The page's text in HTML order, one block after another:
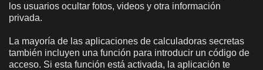
los usuarios ocultar fotos, videos y otra información
privada.
La mayoría de las aplicaciones de calculadoras secretas
también incluyen una función para introducir un código de
acceso. Si esta función está activada, la aplicación te